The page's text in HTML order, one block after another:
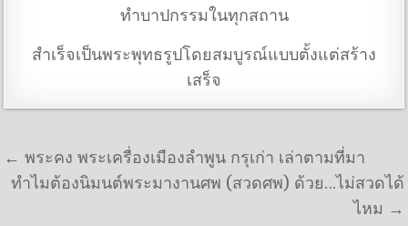
ทำบาปกรรมในทุกสถาน
สำเร็จเป็นพระพุทธรูปโดยสมบูรณ์แบบตั้งแต่สร้าง
เสร็จ
แนะแนวเรื่อง
← พระคง พระเครื่องเมืองลำพูน กรุเก่า เล่าตามที่มา
ทำไมต้องนิมนต์พระมางานศพ (สวดศพ) ด้วย…ไม่สวดได้
ไหม →